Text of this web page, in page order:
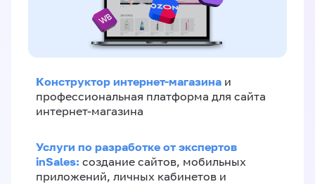
Конструктор интернет-магазина и
профессиональная платформа для сайта
интернет-магазина
Услуги по разработке от экспертов
inSales: создание сайтов, мобильных
приложений, личных кабинетов и